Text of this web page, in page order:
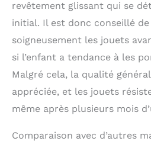
revêtement glissant qui se
initial. Il est donc conseillé
soigneusement les jouets
si l’enfant a tendance à les
Malgré cela, la qualité
appréciée, et les jouets
même après plusieurs mois
Comparaison avec d’autres